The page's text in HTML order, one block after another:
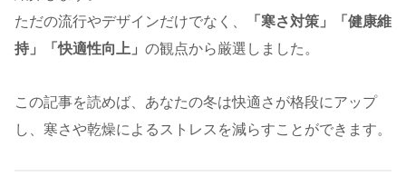
ただの流行やデザインだけでなく、
「寒さ対策」「健康維
持」「快適性向上」 の観点から厳選しました。
この記事を読めば、あなたの冬は快適さが格段にアップ
し、寒さや乾燥によるストレスを減らすことができます。